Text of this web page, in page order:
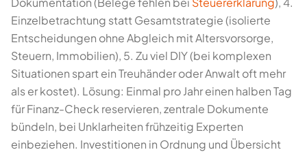
Einzelbetrachtung statt Gesamtstrategie (isolierte
Entscheidungen ohne Abgleich mit Altersvorsorge,
Steuern, Immobilien), 5. Zu viel DIY (bei komplexen
Situationen spart ein Treuhänder oder Anwalt oft mehr
als er kostet). Lösung: Einmal pro Jahr einen halben Tag
für Finanz-Check reservieren, zentrale Dokumente
bündeln, bei Unklarheiten frühzeitig Experten
einbeziehen. Investitionen in Ordnung und Übersicht